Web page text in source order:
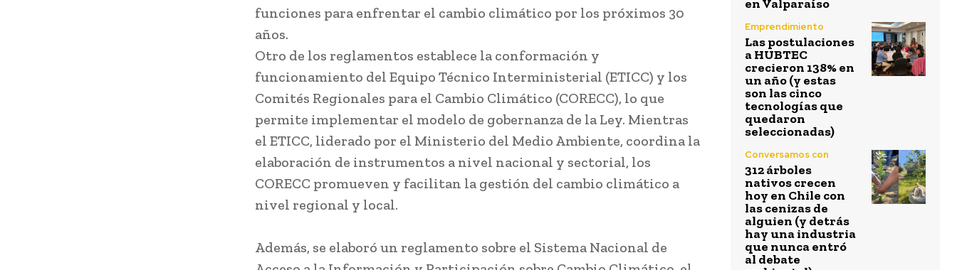
funciones para enfrentar el cambio climático por los próximos 30
años.
Otro de los reglamentos establece la conformación y
funcionamiento del Equipo Técnico Interministerial (ETICC) y los
Comités Regionales para el Cambio Climático (CORECC), lo que
permite implementar el modelo de gobernanza de la Ley. Mientras
el ETICC, liderado por el Ministerio del Medio Ambiente, coordina la
elaboración de instrumentos a nivel nacional y sectorial, los
CORECC promueven y facilitan la gestión del cambio climático a
nivel regional y local.
Además, se elaboró un reglamento sobre el Sistema Nacional de
en Valparaíso
Emprendimiento
Las postulaciones
a HUBTEC
crecieron 138% en
un año (y estas
son las cinco
tecnologías que
quedaron
seleccionadas)
Conversamos con
312 árboles
nativos crecen
hoy en Chile con
las cenizas de
alguien (y detrás
hay una industria
que nunca entró
al debate